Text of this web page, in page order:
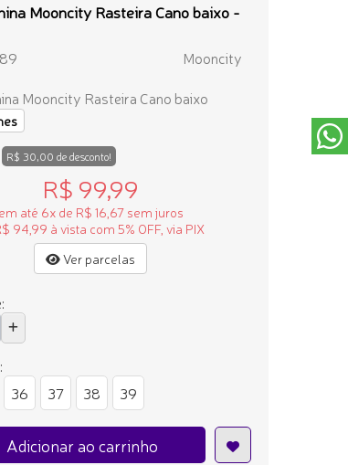
Mooncity Rasteira Cano baixo -
Mooncity
Mooncity Rasteira Cano baixo
R$ 30,00 de desconto!
R$ 99,99
em até 6x de R$ 16,67 sem juros
94,99 à vista com 5% OFF, via PIX
Ver parcelas
36 37 38 39
Adicionar ao carrinho